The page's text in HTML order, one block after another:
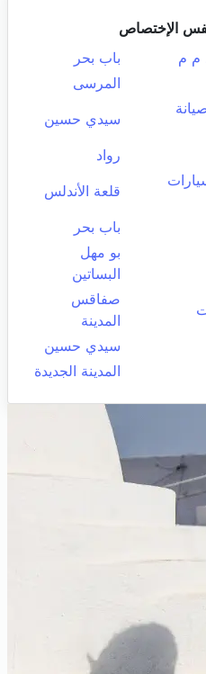
الإختصاص
م م
باب بحر
المرسى
سيدي حسين
رواد
قلعة الأندلس
باب بحر
بو مهل
البساتين
صفاقس
المدينة
سيدي حسين
المدينة الجديدة